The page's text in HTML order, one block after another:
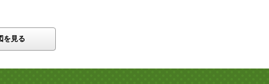
を見る